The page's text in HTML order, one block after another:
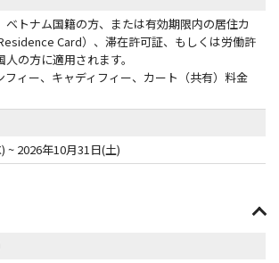
ベトナム国籍の方、または有効期限内の居住カ
Card）、滞在許可証、もしくは労働許
の方に適用されます。
フィー、キャディフィー、カート（共有）料金
~ 2026年10月31日(土)